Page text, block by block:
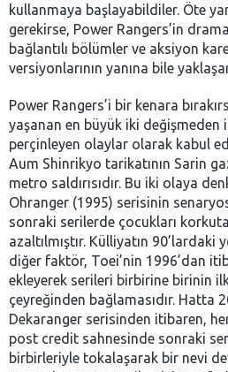
kullanmaya başlayabildiler. Öte
gerekirse, Power Rangers’in
bağlantılı bölümler ve aksiyon
versiyonlarının yanına bile
Power Rangers’i bir kenara
yaşanan en büyük iki değişmeden
perçinleyen olaylar olarak kabul
Aum Shinrikyo tarikatının Sarin
metro saldırısıdır. Bu iki olaya
Ohranger (1995) serisinin
sonraki serilerde çocukları
azaltılmıştır. Külliyatın
diğer faktör, Toei’nin 1996’dan
ekleyerek serileri birbirine birinin
çeyreğinden bağlamasıdır. Hatta
Dekaranger serisinden itibaren,
post credit sahnesinde sonraki
birbirleriyle tokalaşarak bir nevi